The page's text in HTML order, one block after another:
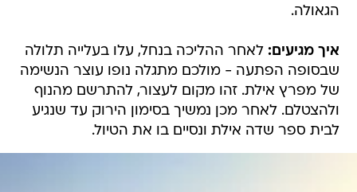
הגאולה.
איך מגיעים: לאחר ההליכה בנחל, עלו בעלייה תלולה
שבסופה הפתעה - מולכם מתגלה נופו עוצר הנשימה
של מפרץ אילת. זהו מקום לעצור, להתרשם מהנוף
ולהצטלם. לאחר מכן נמשיך בסימון הירוק עד שנגיע
לבית ספר שדה אילת ונסיים בו את הטיול.